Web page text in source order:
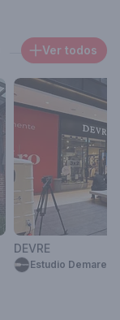
Ver todos
DEVRE
Estudio Demares